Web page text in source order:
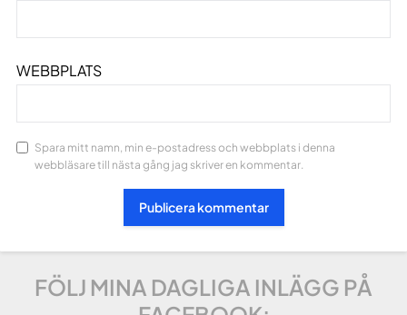
WEBBPLATS
Spara mitt namn, min e-postadress och webbplats i denna
webbläsare till nästa gång jag skriver en kommentar.
FÖLJ MINA DAGLIGA INLÄGG PÅ